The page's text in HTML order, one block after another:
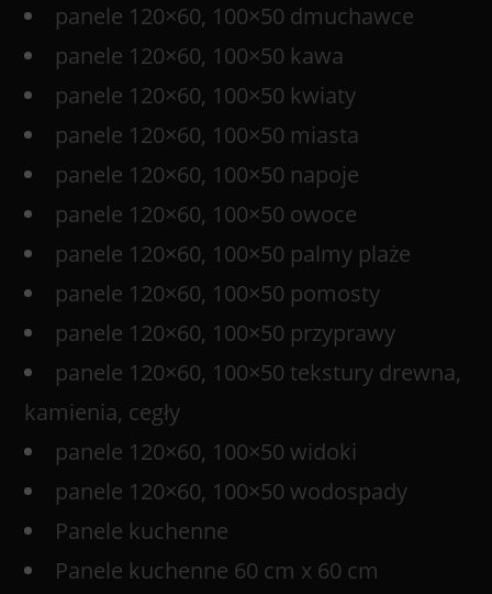
panele 120×60, 100×50 dmuchawce
panele 120×60, 100×50 kawa
panele 120×60, 100×50 kwiaty
panele 120×60, 100×50 miasta
panele 120×60, 100×50 napoje
panele 120×60, 100×50 owoce
panele 120×60, 100×50 palmy plaże
panele 120×60, 100×50 pomosty
panele 120×60, 100×50 przyprawy
panele 120×60, 100×50 tekstury drewna,
kamienia, cegły
panele 120×60, 100×50 widoki
panele 120×60, 100×50 wodospady
Panele kuchenne
Panele kuchenne 60 cm x 60 cm